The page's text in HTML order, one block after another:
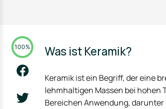
100% Was ist Keramik?
Keramik ist ein Begriff, der eine
lehmhaltigen Massen bei hohen
Bereichen Anwendung,